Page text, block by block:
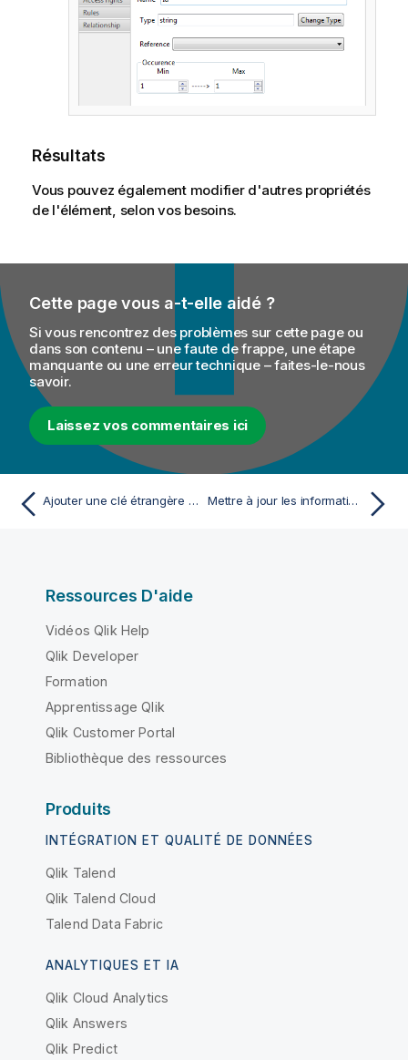
Résultats
Vous pouvez également modifier d'autres propriétés
de l'élément, selon vos besoins.
Cette page vous a-t-elle aidé ?
Si vous rencontrez des problèmes sur cette page ou
dans son contenu – une faute de frappe, une étape
manquante ou une erreur technique – faites-le-nous
savoir.
Laissez vos commentaires ici
Ajouter une clé étrangère pour lier des entités Mettre à jour les informations de base d'une clé étrangère depuis la Vue Properties
Ressources D'aide
Vidéos Qlik Help
Qlik Developer
Formation
Apprentissage Qlik
Qlik Customer Portal
Bibliothèque des ressources
Produits
INTÉGRATION ET QUALITÉ DE DONNÉES
Qlik Talend
Qlik Talend Cloud
Talend Data Fabric
ANALYTIQUES ET IA
Qlik Cloud Analytics
Qlik Answers
Qlik Predict